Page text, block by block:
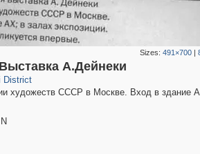
Sizes:491×700 |
А.Дейнеки
District
художеств СССР в Москве. Вход в здание